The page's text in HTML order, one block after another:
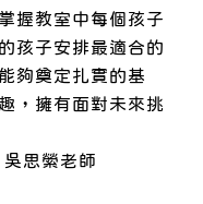
握教室中每個孩子
孩子安排最適合的
夠奠定扎實的基
，擁有面對未來挑
思縈老師